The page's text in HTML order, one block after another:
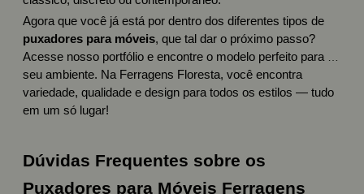
Agora que você já está por dentro dos diferentes tipos de
puxadores para móveis, que tal dar o próximo passo?
Acesse nosso portfólio e encontre o modelo perfeito para o
seu ambiente. Na Ferragens Floresta, você encontra
variedade, qualidade e design para todos os estilos — tudo
em um só lugar!
Dúvidas Frequentes sobre os
Puxadores para Móveis Ferragens